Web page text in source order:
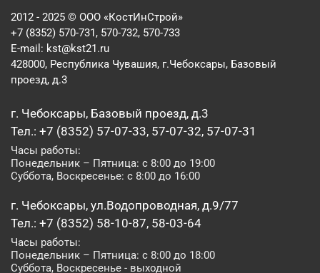
2012 - 2025 © ООО «КостИнСтрой»
+7 (8352) 570-731, 570-732, 570-733
E-mail: kst@kst21.ru
428000, Республика Чувашия, г.Чебоксары, Базовый
проезд, д.3
г. Чебоксары, Базовый проезд, д.3
Тел.: +7 (8352) 57-07-33, 57-07-32, 57-07-31
Часы работы:
Понедельник – Пятница: с 8:00 до 19:00
Суббота, Воскресенье: с 8:00 до 16:00
г. Чебоксары, ул.Водопроводная, д.9/77
Тел.: +7 (8352) 58-10-87, 58-03-64
Часы работы:
Понедельник – Пятница: с 8:00 до 18:00
Суббота, Воскресенье - выходной